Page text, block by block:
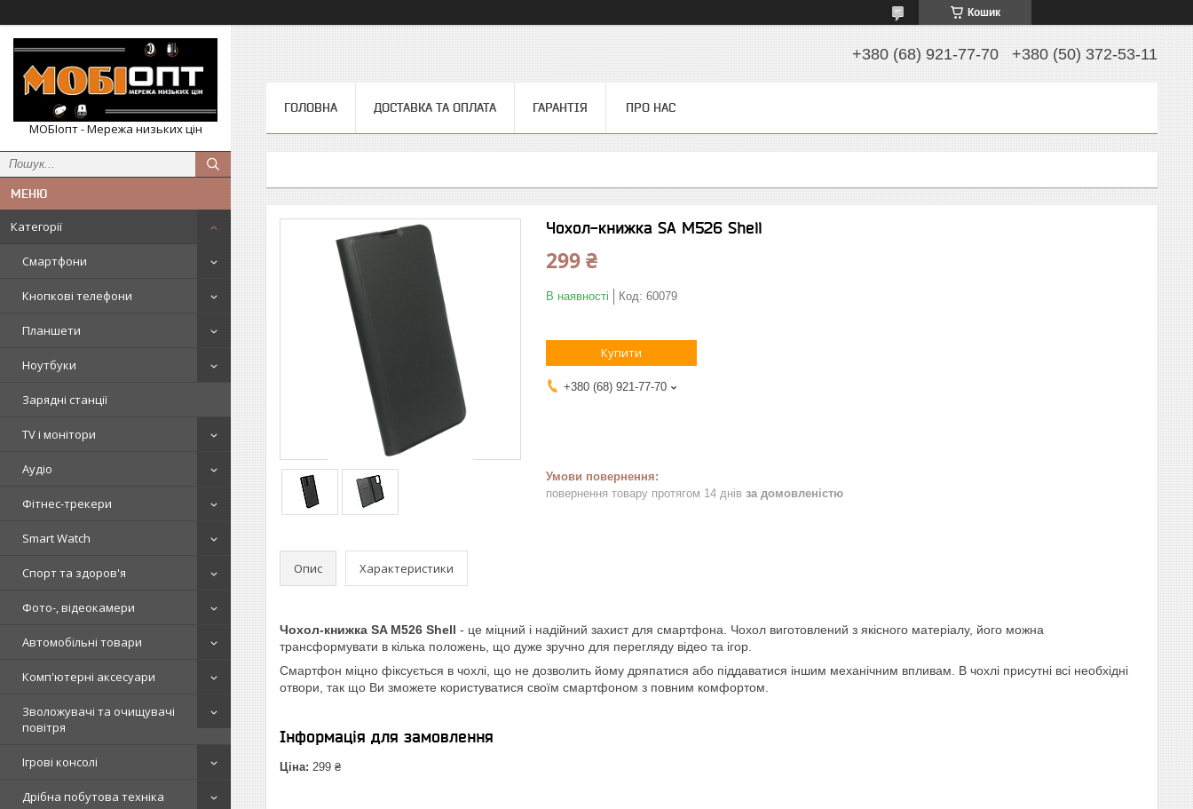
Кошик
МОБІопт - Мережа низьких цін
Категорії
Смартфони
Кнопкові телефони
Планшети
Ноутбуки
Зарядні станції
TV і монітори
Аудіо
Фітнес-трекери
Smart Watch
Спорт та здоров'я
Фото-, відеокамери
Автомобільні товари
Комп'ютерні аксесуари
Зволожувачі та очищувачі
повітря
Ігрові консолі
Дрібна побутова техніка
+380 (68) 921-77-70 +380 (50) 372-53-11
ГОЛОВНА ДОСТАВКА ТА ОПЛАТА ГАРАНТІЯ ПРО НАС
Чохол-книжка SA M526 Shell
299 ₴
В наявності Код: 60079
Купити
+380 (68) 921-77-70
повернення товару протягом 14 днів за домовленістю
Опис Характеристики
Чохол-книжка SA M526 Shell - це міцний і надійний захист для смартфона. Чохол виготовлений з якісного матеріалу, його можна
трансформувати в кілька положень, що дуже зручно для перегляду відео та ігор.
Смартфон міцно фіксується в чохлі, що не дозволить йому дряпатися або піддаватися іншим механічним впливам. В чохлі присутні всі необхідні
отвори, так що Ви зможете користуватися своїм смартфоном з повним комфортом.
Інформація для замовлення
Ціна: 299 ₴